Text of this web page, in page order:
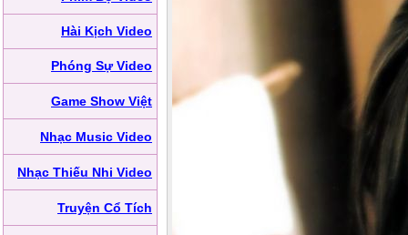
Hài Kịch Video
Phóng Sự Video
Game Show Việt
Nhạc Music Video
Nhạc Thiếu Nhi Video
Truyện Cổ Tích